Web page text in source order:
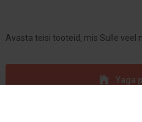
Avasta teisi tooteid, mis Sulle veel
Yaga